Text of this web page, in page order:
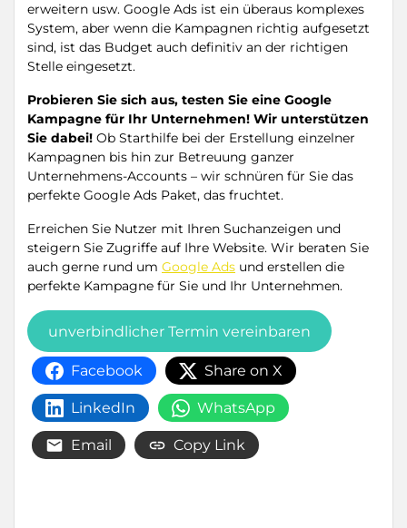
erweitern usw. Google Ads ist ein überaus komplexes
System, aber wenn die Kampagnen richtig aufgesetzt
sind, ist das Budget auch definitiv an der richtigen
Stelle eingesetzt.
Probieren Sie sich aus, testen Sie eine Google
Kampagne für Ihr Unternehmen! Wir unterstützen
Sie dabei! Ob Starthilfe bei der Erstellung einzelner
Kampagnen bis hin zur Betreuung ganzer
Unternehmens-Accounts – wir schnüren für Sie das
perfekte Google Ads Paket, das fruchtet.
Erreichen Sie Nutzer mit Ihren Suchanzeigen und
steigern Sie Zugriffe auf Ihre Website. Wir beraten Sie
auch gerne rund um Google Ads und erstellen die
perfekte Kampagne für Sie und Ihr Unternehmen.
unverbindlicher Termin vereinbaren
Facebook Share on X
LinkedIn WhatsApp
Email Copy Link